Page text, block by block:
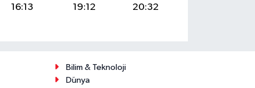
16:13 19:12 20:32
Bilim & Teknoloji
Dünya